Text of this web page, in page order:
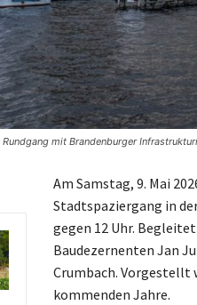
mit Brandenburger
Am Samstag, 9. Mai
Stadtspaziergang in
gegen 12 Uhr.
Baudezernenten Jan
Crumbach. Vorgestellt
kommenden Jahre.